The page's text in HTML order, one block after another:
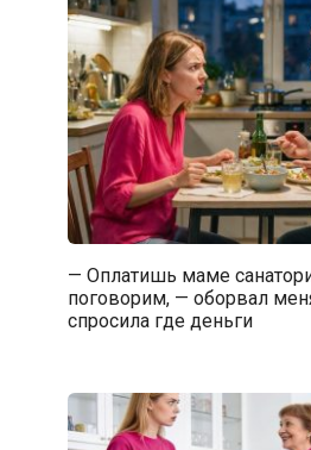
— Оплатишь маме
поговорим, — оборвал
спросила где деньги